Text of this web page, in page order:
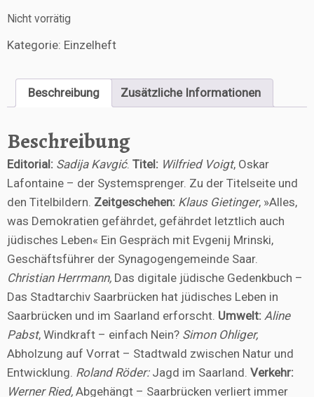
Nicht vorrätig
Kategorie: Einzelheft
Beschreibung Zusätzliche Informationen
Beschreibung
Editorial: Sadija Kavgić. Titel: Wilfried Voigt, Oskar
Lafontaine – der Systemsprenger. Zu der Titelseite und
den Titelbildern. Zeitgeschehen: Klaus Gietinger, »Alles,
was Demokratien gefährdet, gefährdet letztlich auch
jüdisches Leben« Ein Gespräch mit Evgenij Mrinski,
Geschäftsführer der Synagogengemeinde Saar.
Christian Herrmann, Das digitale jüdische Gedenkbuch –
Das Stadtarchiv Saarbrücken hat jüdisches Leben in
Saarbrücken und im Saarland erforscht. Umwelt: Aline
Pabst, Windkraft – einfach Nein? Simon Ohliger,
Abholzung auf Vorrat – Stadtwald zwischen Natur und
Entwicklung. Roland Röder:Jagd im Saarland. Verkehr:
Werner Ried, Abgehängt – Saarbrücken verliert immer